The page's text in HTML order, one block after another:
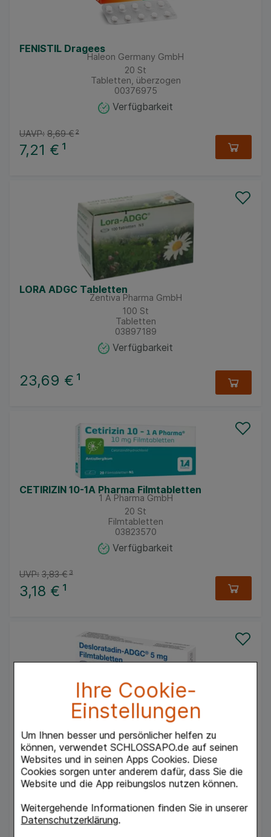
Ihre Cookie-
Einstellungen
Um Ihnen besser und persönlicher helfen zu
können, verwendet SCHLOSSAPO.de auf seinen
Websites und in seinen Apps Cookies. Diese
Cookies sorgen unter anderem dafür, dass Sie die
Website und die App reibungslos nutzen können.
Weitergehende Informationen finden Sie in unserer
Datenschutzerklärung.
FENISTIL Dragees
Haleon Germany GmbH
20 St
Tabletten, überzogen
00376975
Verfügbarkeit
7,21 € ¹
UAVP: 8,69 €²
LORA ADGC Tabletten
Zentiva Pharma GmbH
100 St
Tabletten
03897189
Verfügbarkeit
23,69 € ¹
CETIRIZIN 10-1A Pharma Filmtabletten
1 A Pharma GmbH
20 St
Filmtabletten
03823570
Verfügbarkeit
3,18 € ¹
UVP: 3,83 €³
DESLORATADIN ADGC 5 mg Filmtabletten
Zentiva Pharma GmbH
20 St
Filmtabletten
17145932
Verfügbarkeit
10,00 €¹